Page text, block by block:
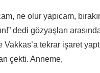
ne olur yapıcam,
dedi gözyaşları
Vakkas’a tekrar işaret
çekti. Anneme,